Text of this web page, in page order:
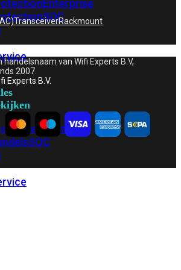
Enterprise
SOC
Security
SOC
TransceiverRackmount
handelsnaam van Wifi Experts B.V,
2007.
Experts B.V.